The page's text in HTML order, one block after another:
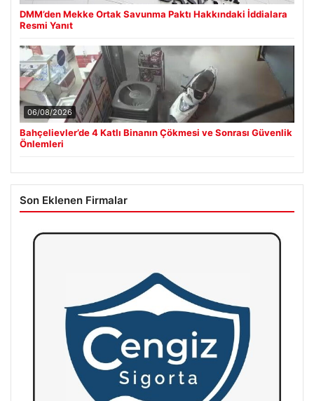
DMM’den Mekke Ortak Savunma Paktı Hakkındaki İddialara
Resmi Yanıt
06/08/2026
Bahçelievler’de 4 Katlı Binanın Çökmesi ve Sonrası Güvenlik
Önlemleri
Son Eklenen Firmalar